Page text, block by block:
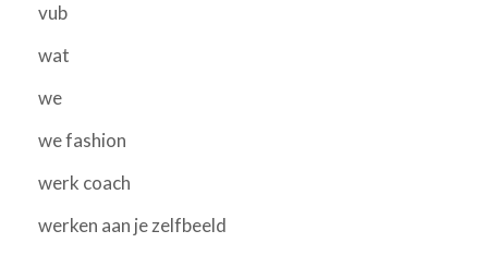
vub
wat
we
we fashion
werk coach
werken aan je zelfbeeld